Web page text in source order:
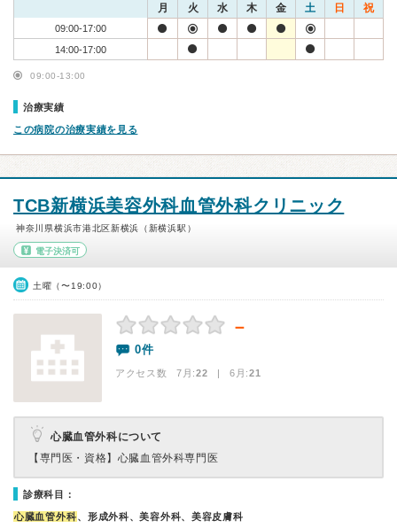
月 火 水 木 金 土 日 祝
09:00-17:00
14:00-17:00
09:00-13:00
治療実績
この病院の治療実績を見る
TCB新横浜美容外科血管外科クリニック
神奈川県横浜市港北区新横浜（新横浜駅）
電子決済可
土曜（〜19:00）
－
0件
アクセス数 7月:22 | 6月:21
心臓血管外科について
【専門医・資格】 心臓血管外科専門医
診療科目：
心臓血管外科、形成外科、美容外科、美容皮膚科